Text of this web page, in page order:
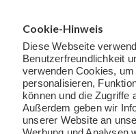
Schönheit
Pedalharfe“ (Nabila
harmonisch
wahre Spiegel unserer
Cookie-Hinweis
Diese Webseite
Benutzerfreundlichkeit
verwenden Cookies,
personalisieren,
können und die Zugriffe
Außerdem geben wir
unserer Website an